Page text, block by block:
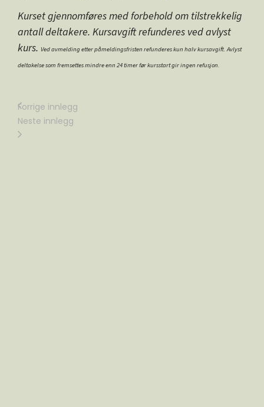
Kurset gjennomføres med forbehold om tilstrekkelig
antall deltakere. Kursavgift refunderes ved avlyst
kurs. Ved avmelding etter påmeldingsfristen refunderes kun halv kursavgift. Avlyst
deltakelse som fremsettes mindre enn 24 timer før kursstart gir ingen refusjon.
Forrige innlegg
Neste innlegg